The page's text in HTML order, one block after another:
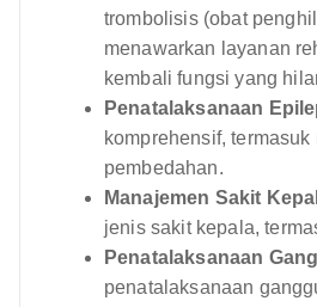
trombolisis (obat
menawarkan layanan
kembali fungsi yang
Penatalaksanaan
komprehensif,
pembedahan.
Manajemen Sakit
jenis sakit kepala,
Penatalaksanaan
penatalaksanaan